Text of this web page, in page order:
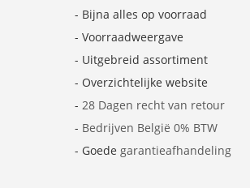
- Bijna alles op voorraad
- Voorraadweergave
- Uitgebreid assortiment
- Overzichtelijke website
- 28 Dagen recht van retour
- Bedrijven België 0% BTW
- Goede garantieafhandeling